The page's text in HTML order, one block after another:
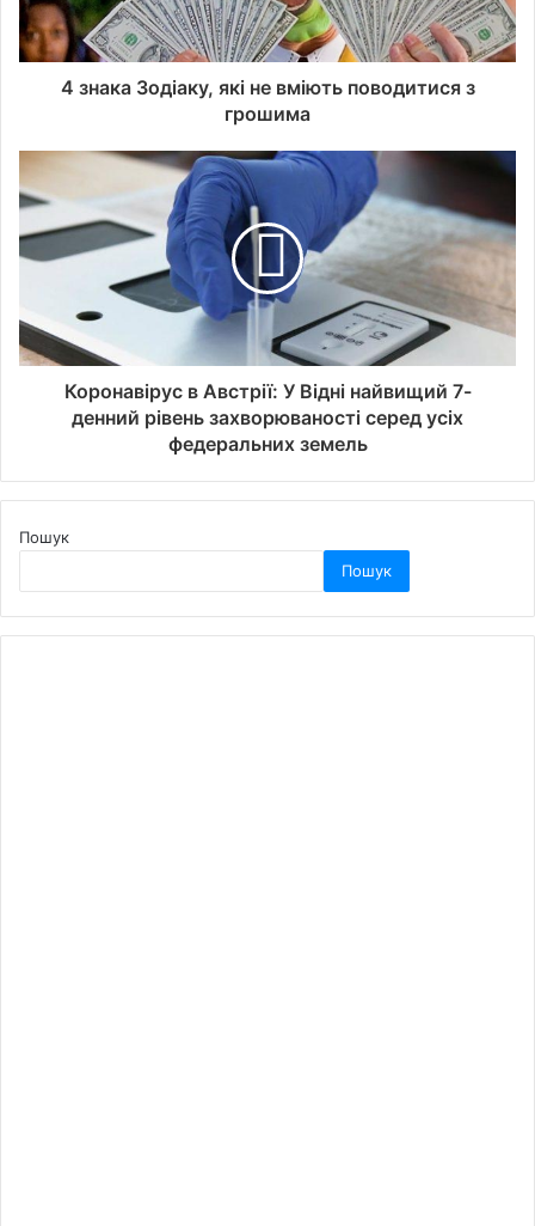
4 знака Зодіаку, які не вміють поводитися з
грошима
Коронавірус в Австрії: У Відні найвищий 7-
денний рівень захворюваності серед усіх
федеральних земель
Пошук
Пошук